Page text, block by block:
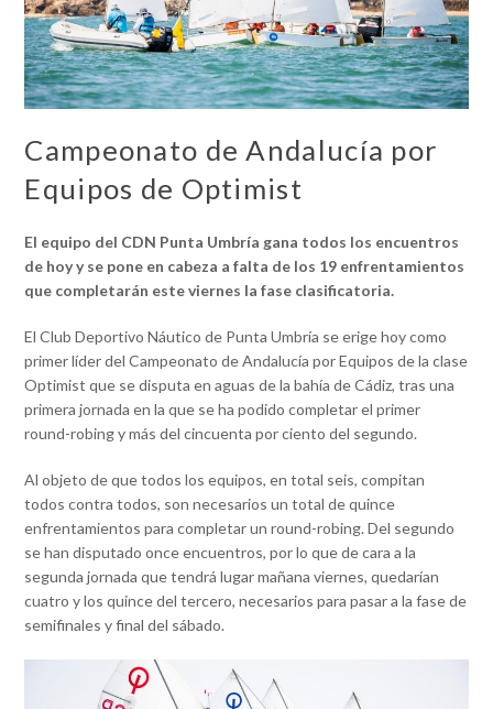
Campeonato de Andalucía por
Equipos de Optimist
El equipo del CDN Punta Umbría gana todos los encuentros
de hoy y se pone en cabeza a falta de los 19 enfrentamientos
que completarán este viernes la fase clasificatoria.
El Club Deportivo Náutico de Punta Umbría se erige hoy como
primer líder del Campeonato de Andalucía por Equipos de la clase
Optimist que se disputa en aguas de la bahía de Cádiz, tras una
primera jornada en la que se ha podido completar el primer
round-robing y más del cincuenta por ciento del segundo.
Al objeto de que todos los equipos, en total seis, compitan
todos contra todos, son necesarios un total de quince
enfrentamientos para completar un round-robing. Del segundo
se han disputado once encuentros, por lo que de cara a la
segunda jornada que tendrá lugar mañana viernes, quedarían
cuatro y los quince del tercero, necesarios para pasar a la fase de
semifinales y final del sábado.